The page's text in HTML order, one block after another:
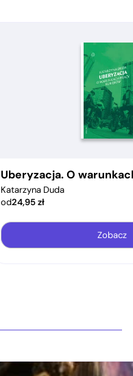
Uberyzacja. O
Katarzyna Duda
od24,95zł
Zobacz